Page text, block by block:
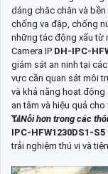
dáng chắc chắn và
chống va đập, chống
những tác động xấu từ
Camera IP DH-IPC-
giám sát an ninh tại
vực cần quan sát môi
và khả năng hoạt động
an tâm và hiệu quả
📶Nỗi hơn trong các
IPC-HFW1230DS1-S5
trải nghiệm thú vị và